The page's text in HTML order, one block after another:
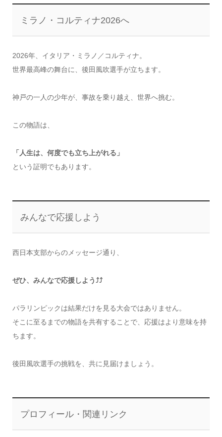
ミラノ・コルティナ2026へ
2026年、イタリア・ミラノ／コルティナ。
世界最高峰の舞台に、後田風吹選手が立ちます。
神戸の一人の少年が、事故を乗り越え、世界へ挑む。
この物語は、
「人生は、何度でも立ち上がれる」
という証明でもあります。
みんなで応援しよう
西日本支部からのメッセージ通り、
ぜひ、みんなで応援しよう⤴️⤴️
パラリンピックは結果だけを見る大会ではありません。
そこに至るまでの物語を共有することで、応援はより意味を持
ちます。
後田風吹選手の挑戦を、共に見届けましょう。
プロフィール・関連リンク